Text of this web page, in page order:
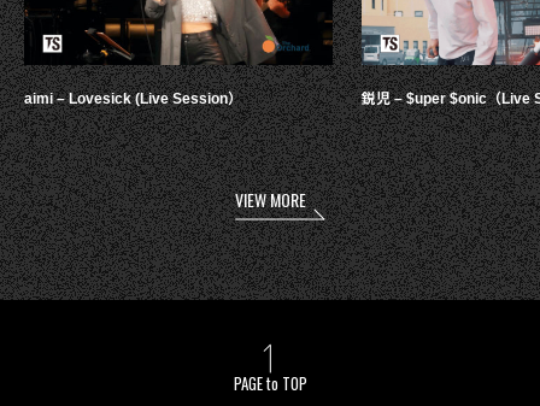
aimi – Lovesick (Live Session） 鋭児 – $uper $onic（Live
VIEW MORE
PAGE to TOP